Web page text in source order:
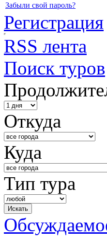
Забыли свой пароль?
Регистрация
RSS лента
Поиск туров
Откуда
Куда
Тип тура